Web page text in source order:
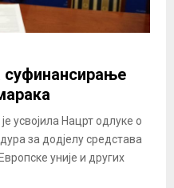
суфинансирање
усвојила Нацрт одлуке о
за додјелу средстава
уније и других